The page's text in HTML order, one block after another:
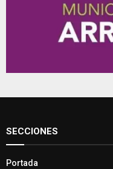
SECCIONES
Portada